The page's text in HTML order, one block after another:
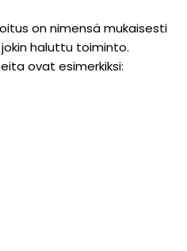
on nimensä mukaisesti
haluttu toiminto.
ovat esimerkiksi: